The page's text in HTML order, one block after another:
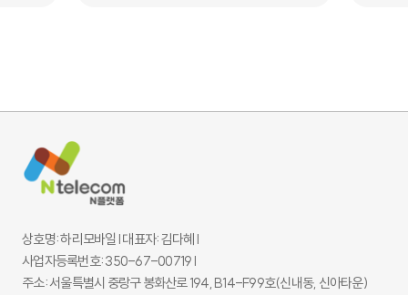
상호명: 하리모바일 l 대표자: 김다혜 l
사업자등록번호: 350-67-00719 l
주소: 서울특별시 중랑구 봉화산로 194, B14-F99호(신내동, 신아타운)